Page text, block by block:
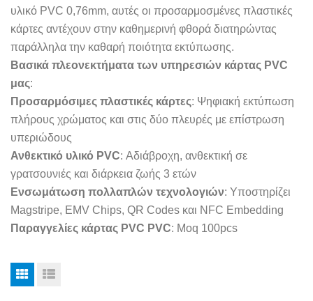
υλικό PVC 0,76mm, αυτές οι προσαρμοσμένες πλαστικές
κάρτες αντέχουν στην καθημερινή φθορά διατηρώντας
παράλληλα την καθαρή ποιότητα εκτύπωσης.
Βασικά πλεονεκτήματα των υπηρεσιών κάρτας PVC
μας:
Προσαρμόσιμες πλαστικές κάρτες: Ψηφιακή εκτύπωση
πλήρους χρώματος και στις δύο πλευρές με επίστρωση
υπεριώδους
Ανθεκτικό υλικό PVC: Αδιάβροχη, ανθεκτική σε
γρατσουνιές και διάρκεια ζωής 3 ετών
Ενσωμάτωση πολλαπλών τεχνολογιών: Υποστηρίζει
Magstripe, EMV Chips, QR Codes και NFC Embedding
Παραγγελίες κάρτας PVC PVC: Moq 100pcs